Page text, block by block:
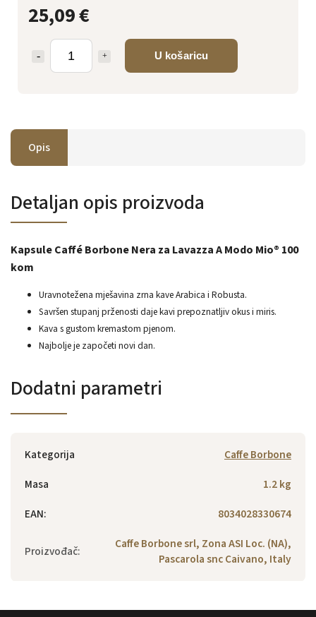
25,09 €
U košaricu
Opis
Detaljan opis proizvoda
Kapsule Caffé Borbone Nera za Lavazza A Modo Mio® 100
kom
Uravnotežena mješavina zrna kave Arabica i Robusta.
Savršen stupanj prženosti daje kavi prepoznatljiv okus i miris.
Kava s gustom kremastom pjenom.
Najbolje je započeti novi dan.
Dodatni parametri
Kategorija
Caffe Borbone
Masa
1.2 kg
EAN: 8034028330674
Proizvođač:
Caffe Borbone srl, Zona ASI Loc. (NA),
Pascarola snc Caivano, Italy